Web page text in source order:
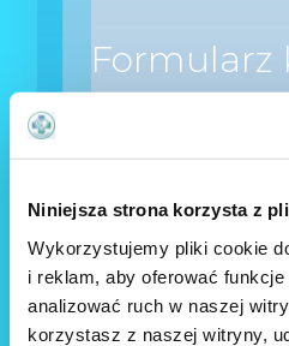
Niniejsza strona korzysta z
Wykorzystujemy pliki cookie
i reklam, aby oferować funkcje
analizować ruch w naszej
korzystasz z naszej witryny,
Formularz